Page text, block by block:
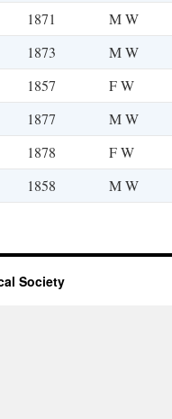
1871
M W
1873
M W
1857
F W
1877
M W
1878
F W
1858 M W
Society